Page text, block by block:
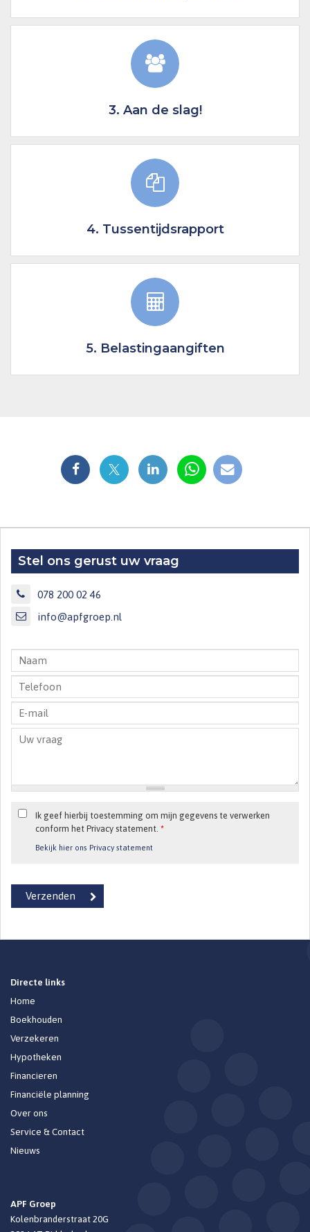
3. Aan de slag!
4. Tussentijdsrapport
5. Belastingaangiften
Stel ons gerust uw vraag
078 200 02 46
info@apfgroep.nl
Ik geef hierbij toestemming om mijn gegevens te verwerken
conform het Privacy statement. *
Bekijk hier ons Privacy statement
Directe links
Home
Boekhouden
Verzekeren
Hypotheken
Financieren
Financiële planning
Over ons
Service & Contact
Nieuws
APF Groep
Kolenbranderstraat 20G